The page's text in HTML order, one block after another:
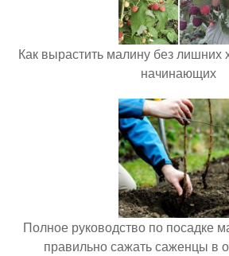
Как вырастить малину без лишних
начинающих
Полное руководство по посадке
правильно сажать саженцы в